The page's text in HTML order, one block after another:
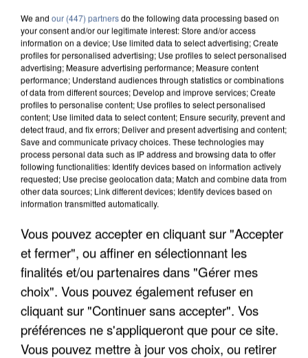
INTERPELLÉ EN ALGÉRIE
We and our (447) partnersdo the following data processing based on
your consent and/or our legitimate interest: Store and/or access
information on a device; Use limited data to select advertising; Create
profiles for personalised advertising; Use profiles to select personalised
advertising; Measure advertising performance; Measure content
performance; Understand audiences through statistics or combinations
of data from different sources; Develop and improve services; Create
profiles to personalise content; Use profiles to select personalised
content; Use limited data to select content; Ensure security, prevent and
detect fraud, and fix errors; Deliver and present advertising and content;
Save and communicate privacy choices. These technologies may
process personal data such as IP address and browsing data to offer
following functionalities: Identify devices based on information actively
requested; Use precise geolocation data; Match and combine data from
other data sources; Link different devices; Identify devices based on
information transmitted automatically.
Vous pouvez accepter en cliquant sur "Accepter
et fermer", ou affiner en sélectionnant les
finalités et/ou partenaires dans "Gérer mes
choix". Vous pouvez également refuser en
cliquant sur "Continuer sans accepter". Vos
préférences ne s'appliqueront que pour ce site.
Vous pouvez mettre à jour vos choix, ou retirer